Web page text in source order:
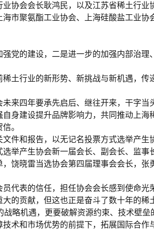
协会会长耿鸿民，以及江苏省稀土行
市聚氨酯工业协会、上海硅酸盐工业
党的建设，二是进一步的加强内部治
土行业的新形势、新挑战与新机遇，
来四年要承先启后、继往开来，干字
身建设提升品牌影响力，共同推动上海
。
件和报告，以无记名投票方式选举产生
举产生协会新一届会长、副会长、监事
饶晓雷当选协会第四届理事会会长，
代表的信任，担任协会会长感到使命
的贡献，但这也正是奋斗了数十年的
略机遇，更要破解资源约束、技术壁
术和市场优势的前提下，拓展国际合